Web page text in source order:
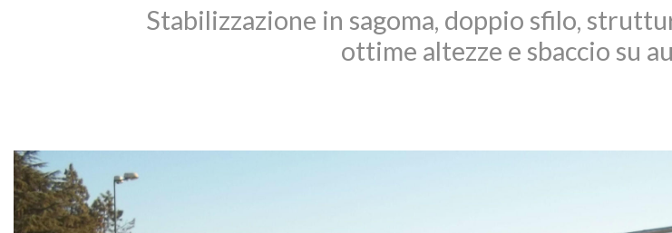
Stabilizzazione in sagoma, doppio sfilo,
ottime altezze e sbaccio su